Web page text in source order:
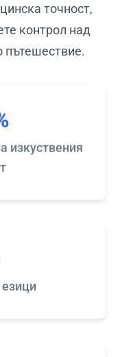
точност,
контрол над
пътешествие.
изкуствения